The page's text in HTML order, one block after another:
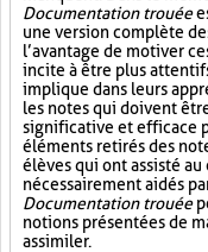
Documentation trouée
une version complète
l’avantage de motiver
incite à être plus
implique dans leurs
les notes qui doivent
significative et efficace
éléments retirés des
élèves qui ont assisté au
nécessairement aidés
Documentation trouée
notions présentées de
assimiler.